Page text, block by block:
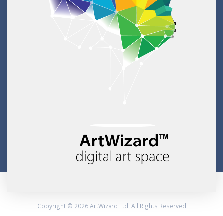
Copyright © 2026 ArtWizard Ltd. All Rights Reserved